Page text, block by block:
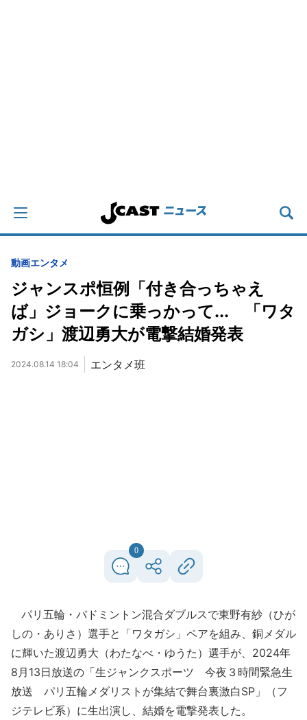
動画エンタメ
ジャンスポ恒例「付き合っちゃえ
ば」ジョークに乗っかって... 「ワタ
ガシ」渡辺勇大が電撃結婚発表
2024.08.14 18:04 エンタメ班
0
パリ五輪・バドミントン混合ダブルスで東野有紗（ひが
しの・ありさ）選手と「ワタガシ」ペアを組み、銅メダル
に輝いた渡辺勇大（わたなべ・ゆうた）選手が、2024年
8月13日放送の「生ジャンクスポーツ 今夜３時間緊急生
放送 パリ五輪メダリストが集結で舞台裏激白SP」（フ
ジテレビ系）に生出演し、結婚を電撃発表した。